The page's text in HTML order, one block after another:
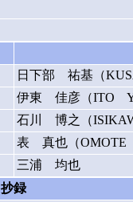
日下部 祐基（
伊東 佳彦（ITO
石川 博之（
表 真也（OMOTE
三浦 均也
抄録